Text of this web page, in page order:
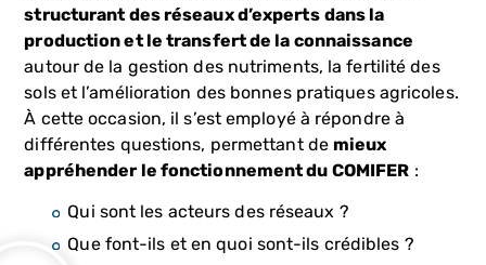
structurant des réseaux d’experts dans la
production et le transfert de la connaissance
autour de la gestion des nutriments, la fertilité des
sols et l’amélioration des bonnes pratiques agricoles.
À cette occasion, il s’est employé à répondre à
différentes questions, permettant de mieux
appréhender le fonctionnement du COMIFER :
Qui sont les acteurs des réseaux ?
Que font-ils et en quoi sont-ils crédibles ?